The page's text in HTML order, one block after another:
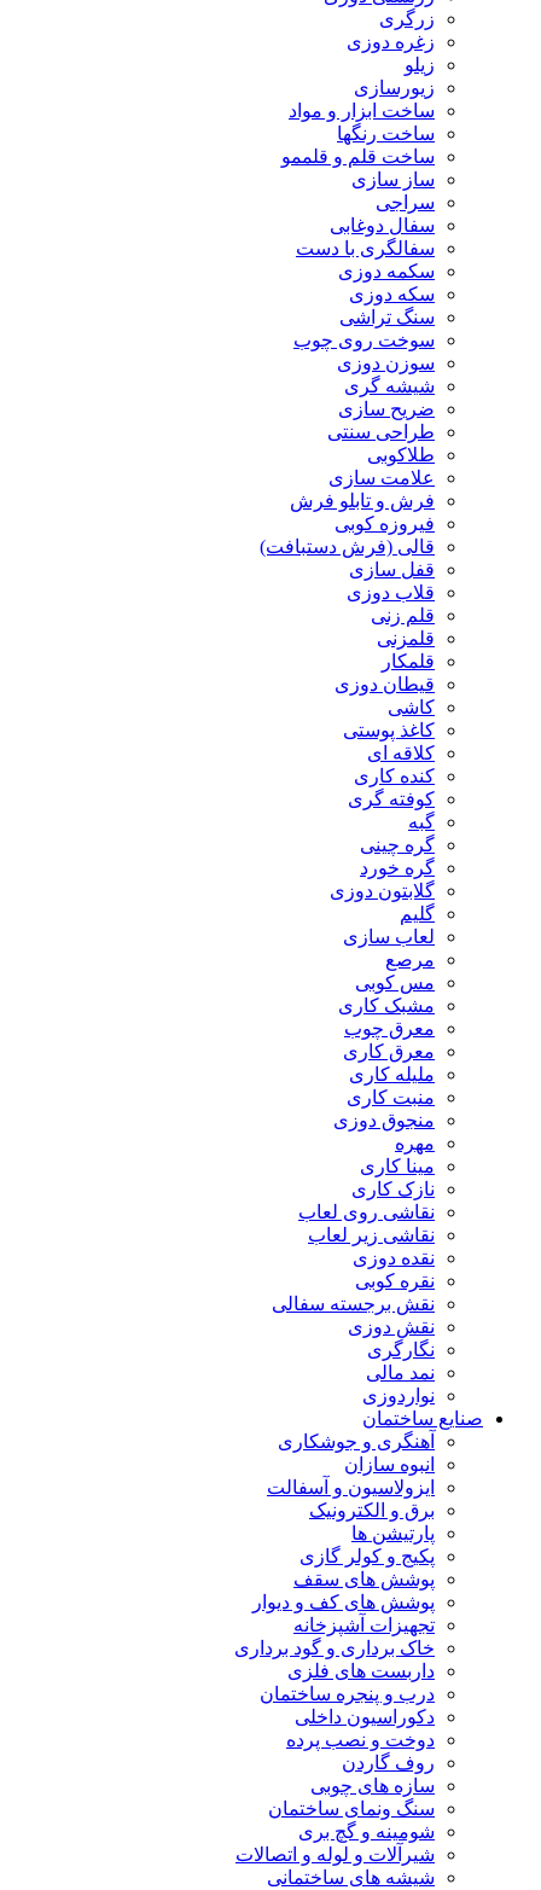
زرگری
زغره دوزی
زیلو
زیورسازی
ساخت ابزار و مواد
ساخت رنگها
ساخت قلم و قلممو
ساز سازی
سراجی
سفال دوغابی
سفالگری با دست
سکمه دوزی
سکه دوزی
سنگ تراشی
سوخت روی چوب
سوزن دوزی
شیشه گری
ضریح سازی
طراحی سنتی
طلاکوبی
علامت سازی
فرش و تابلو فرش
فیروزه کوبی
قالی (فرش دستبافت)
قفل سازی
قلاب دوزی
قلم زنی
قلمزنی
قلمکار
قیطان دوزی
کاشی
کاغذ پوستی
کلاقه ای
کنده کاری
کوفته گری
گبه
گره چینی
گره خورد
گلابتون دوزی
گلیم
لعاب سازی
مرصع
مس کوبی
مشبک کاری
معرق چوب
معرق کاری
مليله کاری
منبت کاری
منجوق دوزی
مهره
مینا کاری
نازک کاری
نقاشی روی لعاب
نقاشی زیر لعاب
نقده دوزی
نقره کوبی
نقش برجسته سفالی
نقش دوزی
نگارگری
نمد مالی
نواردوزی
صنایع ساختمان
آهنگری و جوشکاری
انبوه سازان
ایزولاسیون و آسفالت
برق و الکترونیک
پارتیشن ها
پکیج و کولر گازی
پوشش های سقف
پوشش های کف و دیوار
تجهیزات آشپزخانه
خاک برداری و گود برداری
داربست های فلزی
درب و پنجره ساختمان
دکوراسیون داخلی
دوخت و نصب پرده
روف گاردن
سازه های چوبی
سنگ ونمای ساختمان
شومینه و گچ بری
شیرآلات و لوله و اتصالات
شیشه های ساختمانی